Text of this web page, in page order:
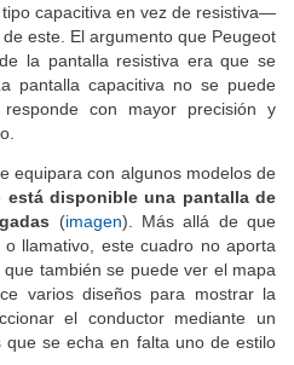
capacitiva en vez de resistiva—
este. El argumento que Peugeot
la pantalla resistiva era que se
pantalla capacitiva no se puede
con mayor precisión y
equipara con algunos modelos de
está disponible una pantalla de
(imagen). Más allá de que
llamativo, este cuadro no aporta
también se puede ver el mapa
varios diseños para mostrar la
el conductor mediante un
se echa en falta uno de estilo